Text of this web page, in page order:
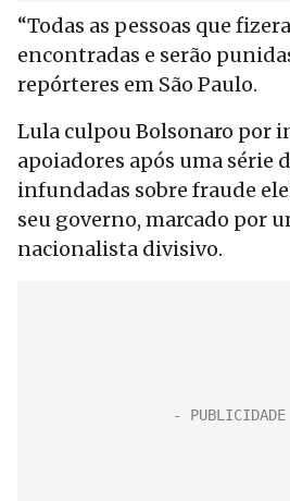
“Todas as pessoas que
encontradas e serão
repórteres em São Paulo.
Lula culpou Bolsonaro por
apoiadores após uma série
infundadas sobre fraude
seu governo, marcado por
nacionalista divisivo.